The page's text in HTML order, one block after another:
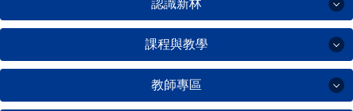
認識新林
認識新林
辦學理念
課程與教學
課程與教學
教師專區